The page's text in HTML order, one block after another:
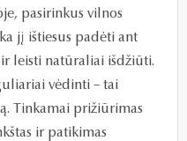
pasirinkus vilnos
jį ištiesus padėti ant
leisti natūraliai išdžiūti.
vėdinti – tai
Tinkamai prižiūrimas
ir patikimas